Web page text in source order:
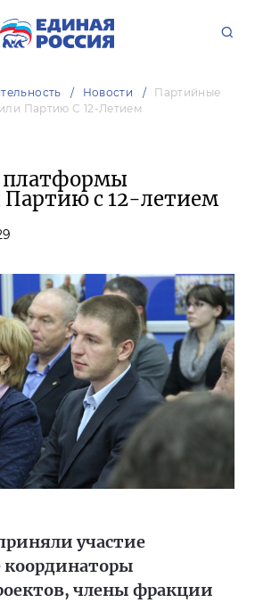
Новости
Партийные
Партию С 12-Летием
Партию с 12-летием
участие
координаторы
члены фракции